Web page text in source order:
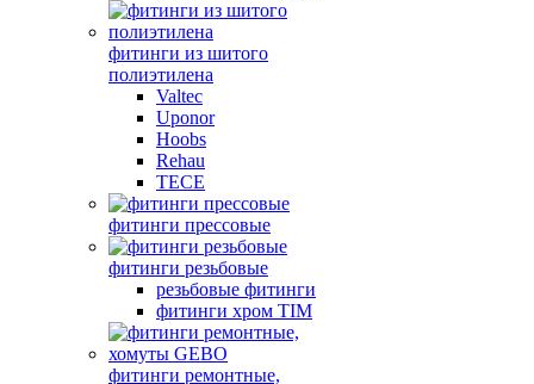
фитинги из шитого
полиэтилена
Valtec
Uponor
Hoobs
Rehau
TECE
фитинги прессовые
фитинги резьбовые
резьбовые фитинги
фитинги хром TIM
фитинги ремонтные,